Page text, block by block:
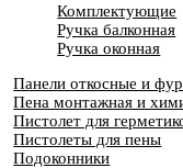
Комплектующие
Ручка балконная
Ручка оконная
Панели откосные и
Пена монтажная и
Пистолет для
Пистолеты для пены
Подоконники